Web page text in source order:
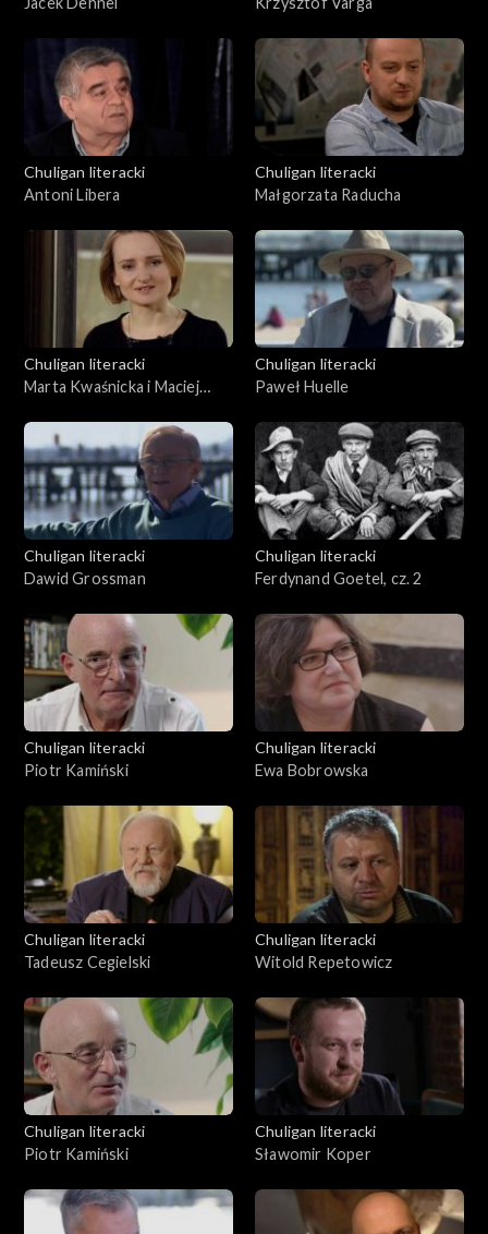
Chuligan literacki
Antoni Libera
Chuligan literacki
Małgorzata Raducha
Chuligan literacki
Marta Kwaśnicka i Maciej
Chuligan literacki
Paweł Huelle
Chuligan literacki
Dawid Grossman
Chuligan literacki
Ferdynand Goetel, cz. 2
Chuligan literacki
Piotr Kamiński
Chuligan literacki
Ewa Bobrowska
Chuligan literacki
Tadeusz Cegielski
Chuligan literacki
Witold Repetowicz
Chuligan literacki
Piotr Kamiński
Chuligan literacki
Sławomir Koper